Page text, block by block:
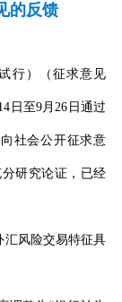
的反馈
行）（征求意见
日至9 月 26 日通过
社会公开征求意
研究论证，已经
汇风险交易特征具